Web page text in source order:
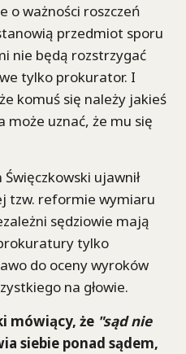
o ważności roszczeń
przedmiot sporu
nie będą rozstrzygać
tylko prokurator. I
komuś się należy jakieś
uznać, że mu się
ujawnił
tzw. reformie wymiaru
sędziowie mają
tylko
do oceny wyroków
na głowie.
mówiący, że "sąd nie
siebie ponad sądem,